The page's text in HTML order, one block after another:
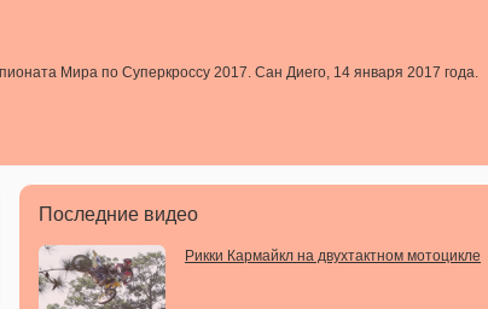
Мира по Суперкроссу 2017. Сан Диего, 14 января 2017 года.
Последние видео
Рикки Кармайкл на двухтактном мотоцикле